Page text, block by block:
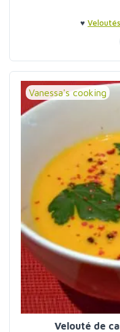
♥ Veloutés
Vanessa's cooking
Velouté de